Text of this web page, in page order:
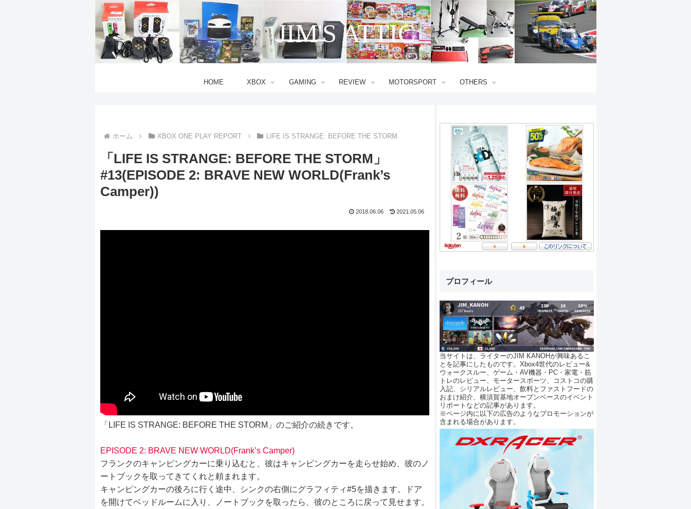
JIM'S ATTIC
HOME XBOX GAMING REVIEW MOTORSPORT OTHERS
ホーム XBOX ONE PLAY REPORT LIFE IS STRANGE: BEFORE THE STORM
「LIFE IS STRANGE: BEFORE THE STORM」
#13(EPISODE 2: BRAVE NEW WORLD(Frank’s
Camper))
2018.06.06 2021.05.06
「LIFE IS STRANGE: BEFORE THE STORM」のご紹介の続きです。
EPISODE 2: BRAVE NEW WORLD(Frank’s Camper)
フランクのキャンピングカーに乗り込むと、彼はキャンピングカーを走らせ始め、彼のノ
ートブックを取ってきてくれと頼まれます。
キャンピングカーの後ろに行く途中、シンクの右側にグラフィティ#5を描きます。ドア
を開けてベッドルームに入り、ノートブックを取ったら、彼のところに戻って見せます。
プロフィール
当サイトは、ライターのJIM KANOHが興味あるこ
とを記事にしたものです。Xbox4世代のレビュー&
ウォークスルー、ゲーム・AV機器・PC・家電・筋
トレのレビュー、モータースポーツ、コストコの購
入記、シリアルレビュー、飲料とファストフードの
おまけ紹介、横須賀基地オープンベースのイベント
リポートなどの記事があります。
※ページ内に以下の広告のようなプロモーションが
含まれる場合があります。